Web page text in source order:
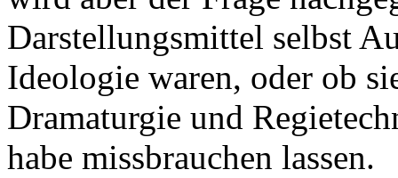
Darstellungsmittel selbst
Ideologie waren, oder ob
Dramaturgie und
habe missbrauchen lassen.